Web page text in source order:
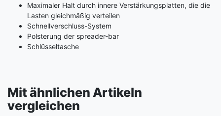
Maximaler Halt durch innere Verstärkungsplatten, die die
Lasten gleichmäßig verteilen
Schnellverschluss-System
Polsterung der spreader-bar
Schlüsseltasche
Mit ähnlichen Artikeln
vergleichen